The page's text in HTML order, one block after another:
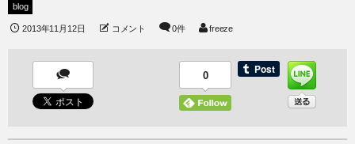
blog
2013年11月12日 コメント 0件 freeze
0